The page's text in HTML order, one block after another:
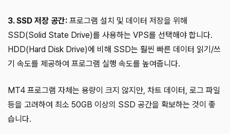
3. SSD 저장 공간: 프로그램 설치 및 데이터 저장을 위해
SSD(Solid State Drive)를 사용하는 VPS를 선택해야 합니다.
HDD(Hard Disk Drive)에 비해 SSD는 훨씬 빠른 데이터 읽기/쓰
기 속도를 제공하여 프로그램 실행 속도를 높여줍니다.
MT4 프로그램 자체는 용량이 크지 않지만, 차트 데이터, 로그 파일
등을 고려하여 최소 50GB 이상의 SSD 공간을 확보하는 것이 좋
습니다.